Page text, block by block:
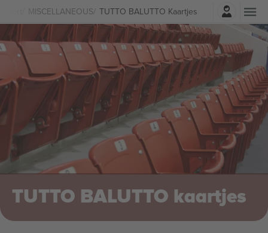
MISCELLANEOUS TUTTO BALUTTO Kaartjes
Log in
TUTTO BALUTTO kaartjes